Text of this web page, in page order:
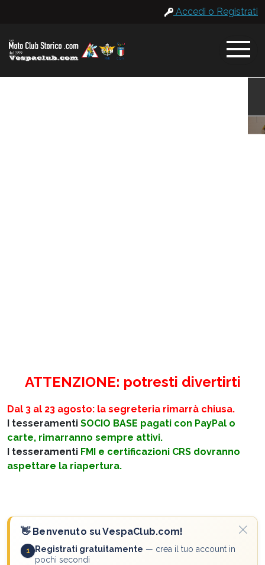
Accedi o Registrati
ATTENZIONE: potresti divertirti
Dal 3 al 23 agosto: la segreteria rimarrà chiusa.
I tesseramenti SOCIO BASE pagati con PayPal o
carte, rimarranno sempre attivi.
I tesseramenti FMI e certificazioni CRS dovranno
aspettare la riapertura.
👋Benvenuto su VespaClub.com!
1 Registrati gratuitamente — crea il tuo account in
pochi secondi